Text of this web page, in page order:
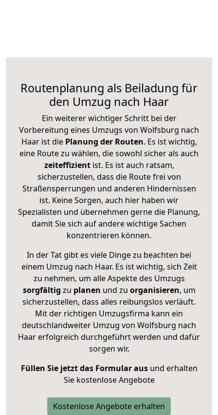
Routenplanung als Beiladung für
den Umzug nach Haar
Ein weiterer wichtiger Schritt bei der
Vorbereitung eines Umzugs von Wolfsburg nach
Haar ist diePlanung der Routen. Es ist wichtig,
eine Route zu wählen, die sowohl sicher als auch
zeiteffizientist. Es ist auch ratsam,
sicherzustellen, dass die Route frei von
Straßensperrungen und anderen Hindernissen
ist. Keine Sorgen, auch hier haben wir
Spezialisten und übernehmen gerne die Planung,
damit Sie sich auf andere wichtige Sachen
konzentrieren können.
In der Tat gibt es viele Dinge zu beachten bei
einem Umzug nach Haar. Es ist wichtig, sich Zeit
zu nehmen, um alle Aspekte des Umzugs
sorgfältig zu planen und zu organisieren, um
sicherzustellen, dass alles reibungslos verläuft.
Mit der richtigen Umzugsfirma kann ein
deutschlandweiter Umzug von Wolfsburg nach
Haar erfolgreich durchgeführt werden und dafür
sorgen wir.
Füllen Sie jetzt das Formular ausund erhalten
Sie kostenlose Angebote
Kostenlose Angebote erhalten